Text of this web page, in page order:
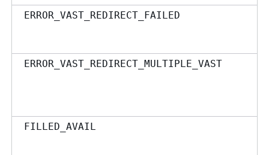
ERROR_VAST_REDIRECT_FAILED
ERROR_VAST_REDIRECT_MULTIPLE_VAST
FILLED_AVAIL